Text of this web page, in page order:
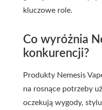
kluczowe role.
Co wyróżnia
konkurencji?
Produkty Nemesis
na rosnące potrzeby
oczekują wygody,